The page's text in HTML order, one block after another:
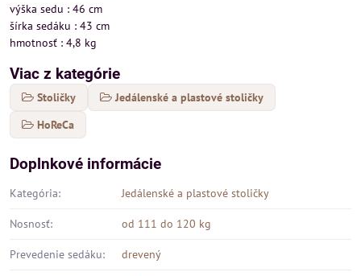
výška sedu : 46 cm
šírka sedáku : 43 cm
hmotnosť : 4,8 kg
Viac z kategórie
Stoličky
Jedálenské a plastové stoličky
HoReCa
Doplnkové informácie
Kategória: Jedálenské a plastové stoličky
Nosnosť: od 111 do 120 kg
Prevedenie sedáku: drevený